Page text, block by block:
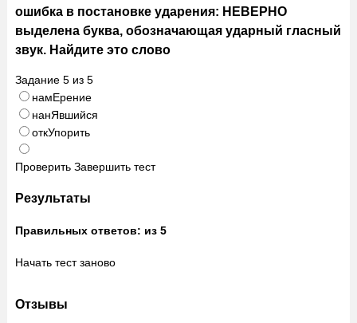
ошибка в постановке ударения: НЕВЕРНО
выделена буква, обозначающая ударный гласный
звук. Найдите это слово
Задание 5из 5
намЕрение
нанЯвшийся
откУпорить
Проверить Завершить тест
Результаты
Правильных ответов: из 5
Начать тест заново
Отзывы